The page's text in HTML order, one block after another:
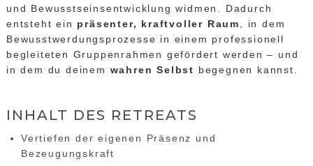
und Bewusstseinsentwicklung widmen. Dadurch
entsteht ein präsenter, kraftvoller Raum, in dem
Bewusstwerdungsprozesse in einem professionell
begleiteten Gruppenrahmen gefördert werden – und
in dem du deinem wahren Selbst begegnen kannst.
INHALT DES RETREATS
Vertiefen der eigenen Präsenz und
Bezeugungskraft